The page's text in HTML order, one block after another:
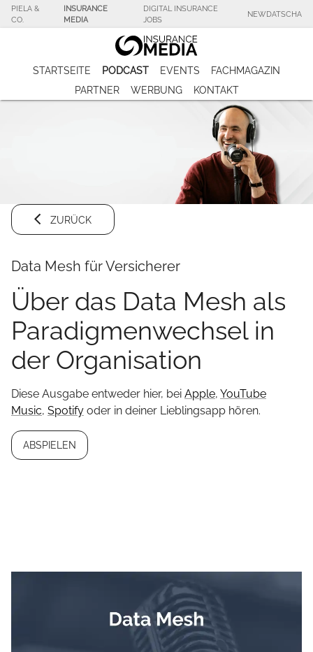
PIELA &
CO.
INSURANCE
MEDIA
DIGITAL INSURANCE
JOBS
NEWDATSCHA
STARTSEITE PODCAST EVENTS
FACHMAGAZIN
PARTNER
WERBUNG KONTAKT
ZURÜCK
Data Mesh für Versicherer
Über das Data Mesh als
Paradigmenwechsel in
der Organisation
Diese Ausgabe entweder hier, bei Apple, YouTube
Music, Spotify oder in deiner Lieblingsapp hören.
ABSPIELEN